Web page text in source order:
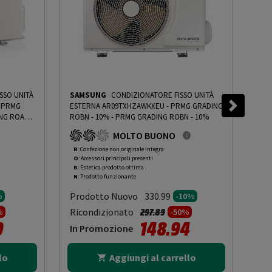
UNITÀ
ROAN -
da
SAMSUNG CONDIZIONATORE FISSO UNITÀ
ESTERNA AR09TXHZAWKXEU - PRMG GRADING
ROBN - 10%- PRMG GRADING ROBN - 10%
MOLTO BUONO
R: Confezione non originale integra
O: Accessori principali presenti
B: Estetica prodotto ottima
N: Prodotto funzionante
Prodotto Nuovo 330.99 -10%
Ricondizionato Prezzo ridotto da
297.89a-50%
In Promozione 148.94
Aggiungi al carrello